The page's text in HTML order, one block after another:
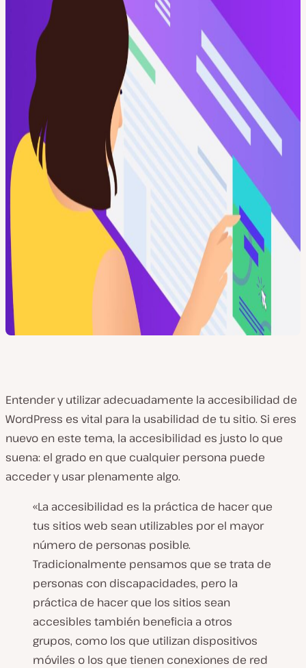
Entender y utilizar adecuadamente la accesibilidad de
WordPress es vital para la usabilidad de tu sitio. Si eres
nuevo en este tema, la accesibilidad es justo lo que
suena: el grado en que cualquier persona puede
acceder y usar plenamente algo.
«La accesibilidad es la práctica de hacer que
tus sitios web sean utilizables por el mayor
número de personas posible.
Tradicionalmente pensamos que se trata de
personas con discapacidades, pero la
práctica de hacer que los sitios sean
accesibles también beneficia a otros
grupos, como los que utilizan dispositivos
móviles o los que tienen conexiones de red